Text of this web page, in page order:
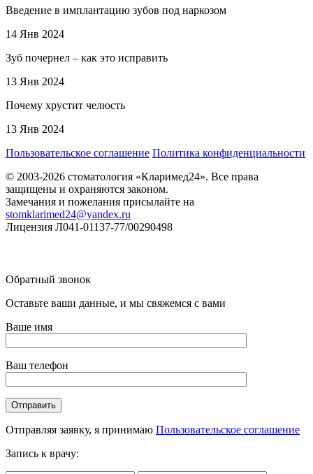
Введение в имплантацию зубов под наркозом
14 Янв 2024
Зуб почернел – как это исправить
13 Янв 2024
Почему хрустит челюсть
13 Янв 2024
Пользовательское соглашение Политика конфиденциальности
© 2003-2026 стоматология «Кларимед24». Все права
защищены и охраняются законом.
Замечания и пожелания присылайте на
stomklarimed24@yandex.ru
Лицензия Л041-01137-77/00290498
Обратный звонок
Оставьте ваши данные, и мы свяжемся с вами
Ваше имя
Ваш телефон
Отправляя заявку, я принимаю Пользовательское соглашение
Запись к врачу: